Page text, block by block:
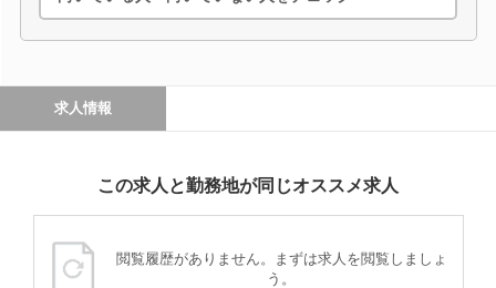
求人情報
この求人と勤務地が同じオススメ求人
閲覧履歴がありません。まずは求人を閲覧しましょ
う。